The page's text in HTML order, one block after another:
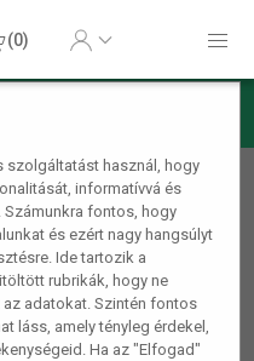
használ, hogy
informatívvá és
fontos, hogy
és ezért nagy hangsúlyt
Ide tartozik a
rubrikák, hogy ne
adatokat. Szintén fontos
láss, amely tényleg érdekel,
Ha az "Elfogad"
(0)